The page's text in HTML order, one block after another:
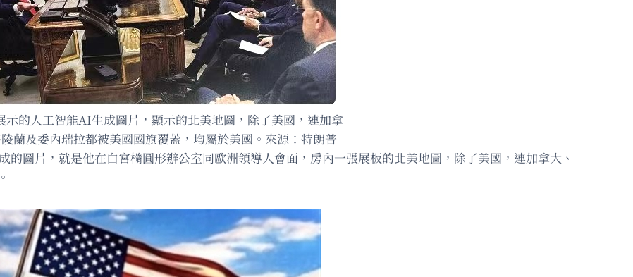
示的人工智能AI生成圖片，顯示的北美地圖，除了美國，連加拿
蘭及委內瑞拉都被美國國旗覆蓋，均屬於美國。來源：特朗普
圖片，就是他在白宮橢圓形辦公室同歐洲領導人會面，房內一張展板的北美地圖，除了美國，連加拿大、